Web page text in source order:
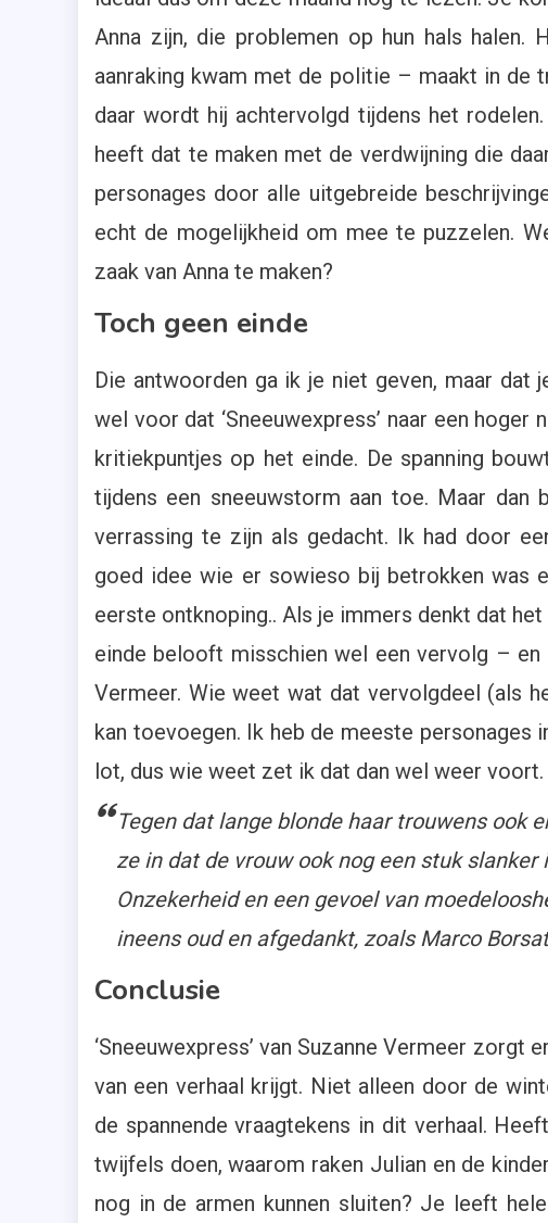
Anna zijn, die problemen op hun hals
aanraking kwam met de politie – maakt in de
daar wordt hij achtervolgd tijdens het
heeft dat te maken met de verdwijning die
personages door alle uitgebreide
echt de mogelijkheid om mee te puzzelen.
zaak van Anna te maken?
Toch geen einde
Die antwoorden ga ik je niet geven, maar
wel voor dat ‘Sneeuwexpress’ naar een
kritiekpuntjes op het einde. De spanning
tijdens een sneeuwstorm aan toe. Maar
verrassing te zijn als gedacht. Ik had door
goed idee wie er sowieso bij betrokken was
eerste ontknoping.. Als je immers denkt dat
einde belooft misschien wel een vervolg –
Vermeer. Wie weet wat dat vervolgdeel (als
kan toevoegen. Ik heb de meeste personages
lot, dus wie weet zet ik dat dan wel weer voort.
Tegen dat lange blonde haar trouwens ook
ze in dat de vrouw ook nog een stuk slanker
Onzekerheid en een gevoel van
ineens oud en afgedankt, zoals Marco
Conclusie
‘Sneeuwexpress’ van Suzanne Vermeer
van een verhaal krijgt. Niet alleen door de
de spannende vraagtekens in dit verhaal.
twijfels doen, waarom raken Julian en de
nog in de armen kunnen sluiten? Je leeft